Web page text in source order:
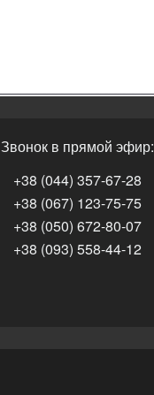
Звонок в прямой эфир:
+38 (044) 357-67-28
+38 (067) 123-75-75
+38 (050) 672-80-07
+38 (093) 558-44-12